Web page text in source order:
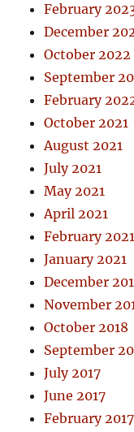
February
December
October 2022
September
February
October 2021
August 2021
July 2021
May 2021
April 2021
February 2021
January 2021
December
November
October 2018
September
July 2017
June 2017
February 2017